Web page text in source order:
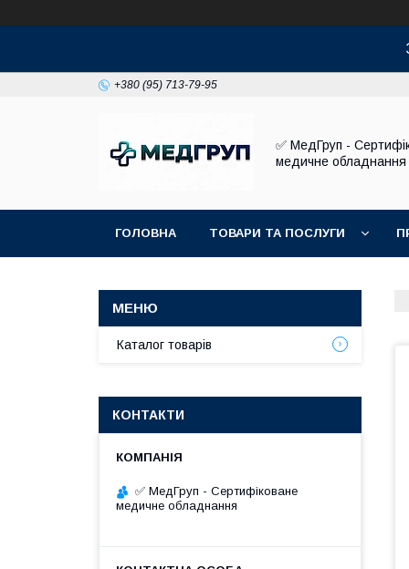
+380 (95) 713-79-95
✅ МедГруп -
медичне обладнання
ГОЛОВНА ТОВАРИ ТА ПОСЛУГИ
Каталог товарів
КОНТАКТИ
✅ МедГруп - Сертифіковане
медичне обладнання